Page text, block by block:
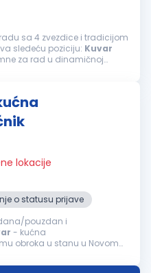
sa 4 zvezdice i tradicijom
sledeću poziciju: Kuvar
za rad u dinamičnoj
lokacije
o statusu prijave
pouzdan i
- kućna
obroka u stanu u Novom
Nabavka...